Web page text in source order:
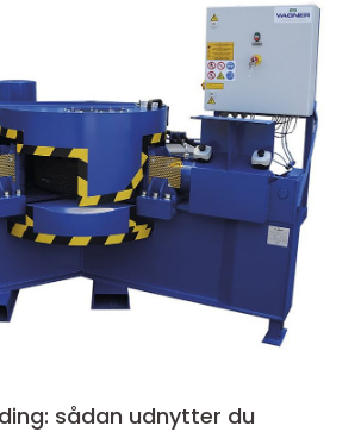
sådan udnytter du